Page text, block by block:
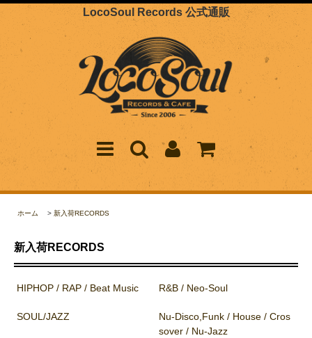
LocoSoul Records 公式通販
ホーム > 新入荷RECORDS
新入荷RECORDS
HIPHOP / RAP / Beat Music R&B / Neo-Soul
SOUL/JAZZ
Nu-Disco,Funk / House / Cros
sover / Nu-Jazz